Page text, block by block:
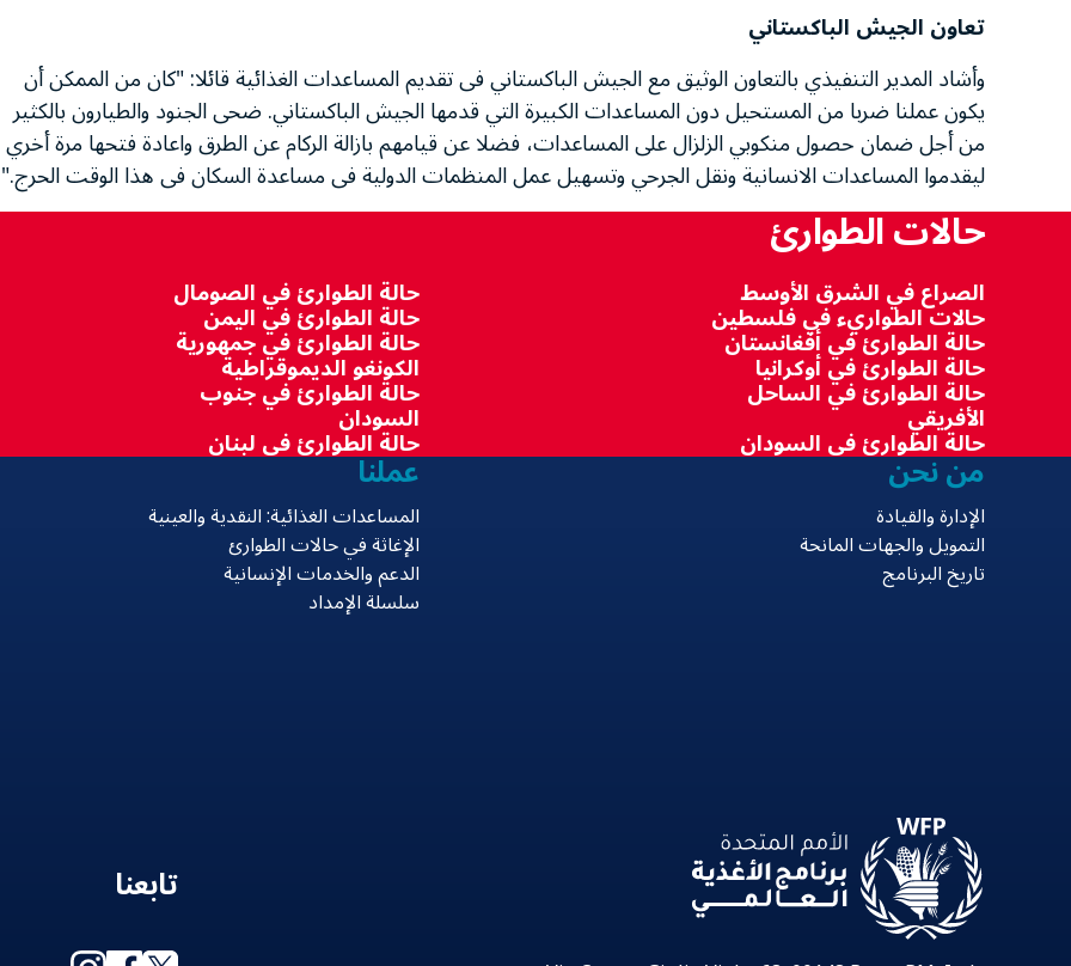
تعاون الجيش الباكستاني
وأشاد المدير التنفيذي بالتعاون الوثيق مع الجيش الباكستاني فى تقديم المساعدات الغذائية قائلا: "كان من الممكن أن
يكون عملنا ضربا من المستحيل دون المساعدات الكبيرة التي قدمها الجيش الباكستاني. ضحى الجنود والطيارون بالكثير
من أجل ضمان حصول منكوبي الزلزال على المساعدات، فضلا عن قيامهم بازالة الركام عن الطرق واعادة فتحها مرة أخري
ليقدموا المساعدات الانسانية ونقل الجرحي وتسهيل عمل المنظمات الدولية فى مساعدة السكان فى هذا الوقت الحرج."
حالات الطوارئ
الصراع في الشرق الأوسط
حالات الطواريء في فلسطين
حالة الطوارئ في أفغانستان
حالة الطوارئ في أوكرانيا
حالة الطوارئ في الساحل
الأفريقي
حالة الطوارئ في السودان
حالة الطوارئ في الصومال
حالة الطوارئ في اليمن
حالة الطوارئ في جمهورية
الكونغو الديموقراطية
حالة الطوارئ في جنوب
السودان
حالة الطوارئ في لبنان من نحن
الإدارة والقيادة
التمويل والجهات المانحة
تاريخ البرنامج
عملنا
المساعدات الغذائية: النقدية والعينية
الإغاثة في حالات الطوارئ
الدعم والخدمات الإنسانية
سلسلة الإمداد
تابعنا